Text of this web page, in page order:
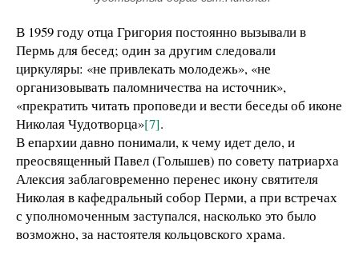
В 1959 году отца Григория постоянно вызывали в
Пермь для бесед; один за другим следовали
циркуляры: «не привлекать молодежь», «не
организовывать паломничества на источник»,
«прекратить читать проповеди и вести беседы об иконе
Николая Чудотворца»[7].
В епархии давно понимали, к чему идет дело, и
преосвященный Павел (Голышев) по совету патриарха
Алексия заблаговременно перенес икону святителя
Николая в кафедральный собор Перми, а при встречах
с уполномоченным заступался, насколько это было
возможно, за настоятеля кольцовского храма.